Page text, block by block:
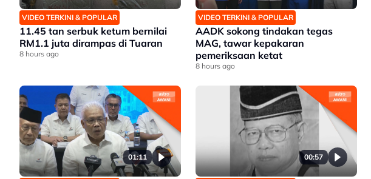
VIDEO TERKINI & POPULAR
11.45 tan serbuk ketum bernilai
RM1.1 juta dirampas di Tuaran
8 hours ago
VIDEO TERKINI & POPULAR
AADK sokong tindakan tegas
MAG, tawar kepakaran
pemeriksaan ketat
8 hours ago
01:11 00:57